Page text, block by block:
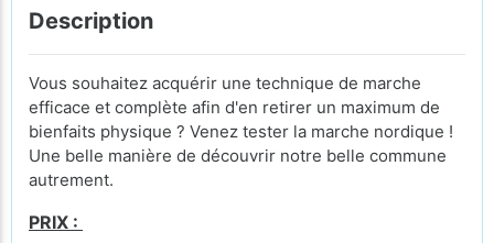
Description
Vous souhaitez acquérir une technique de marche
efficace et complète afin d'en retirer un maximum de
bienfaits physique ? Venez tester la marche nordique !
Une belle manière de découvrir notre belle commune
autrement.
PRIX :